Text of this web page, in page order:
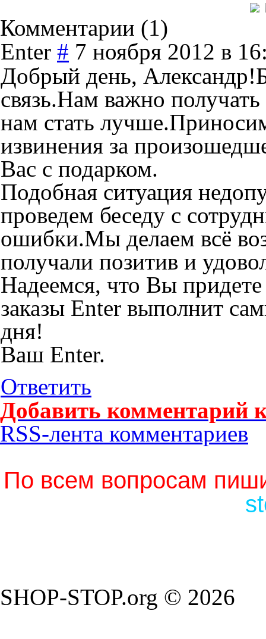
Комментарии (1)
Enter # 7 ноября 2012 в
Добрый день,
связь.Нам важно
нам стать
извинения за
Вас с подарком.
Подобная ситуация
проведем беседу с
ошибки.Мы делаем всё
получали позитив и
Надеемся, что Вы
заказы Enter выполнит
дня!
Ваш Enter.
Ответить
Добавить комментарий
RSS-лента комментариев
По всем вопросам
SHOP-STOP.org © 2026